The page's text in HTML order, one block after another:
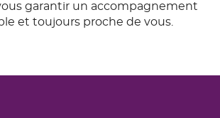
garantir un accompagnement
et toujours proche de vous.